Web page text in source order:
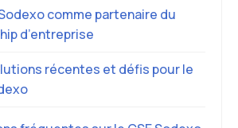
comme partenaire du
d’entreprise
récentes et défis pour le